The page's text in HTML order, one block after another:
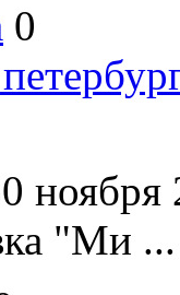
0
ноября
"Ми ...